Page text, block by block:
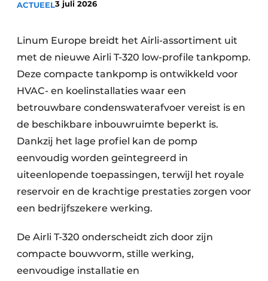
Vacatures
Binnenklimaat
Brandbeveiliging
Ventilatie
Warmtepompen
ACTUEEL3 juli 2026
Linum Europe breidt het Airli-assortiment uit
met de nieuwe Airli T-320 low-profile tankpomp.
Deze compacte tankpomp is ontwikkeld voor
HVAC- en koelinstallaties waar een
betrouwbare condenswaterafvoer vereist is en
de beschikbare inbouwruimte beperkt is.
Dankzij het lage profiel kan de pomp
eenvoudig worden geïntegreerd in
uiteenlopende toepassingen, terwijl het royale
reservoir en de krachtige prestaties zorgen voor
een bedrijfszekere werking.
De Airli T-320 onderscheidt zich door zijn
compacte bouwvorm, stille werking,
eenvoudige installatie en